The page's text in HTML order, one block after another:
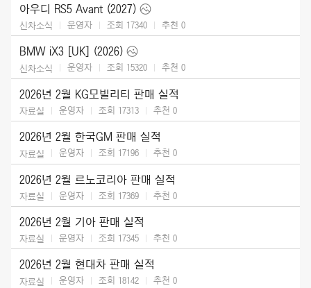
아우디 RS5 Avant (2027)
신차소식 운영자 조회 17340 추천 0
BMW iX3 [UK] (2026)
신차소식 운영자 조회 15320 추천 0
2026년 2월 KG모빌리티 판매 실적
자료실 운영자 조회 17313 추천 0
2026년 2월 한국GM 판매 실적
자료실 운영자 조회 17196 추천 0
2026년 2월 르노코리아 판매 실적
자료실 운영자 조회 17369 추천 0
2026년 2월 기아 판매 실적
자료실 운영자 조회 17345 추천 0
2026년 2월 현대차 판매 실적
자료실 운영자 조회 18142 추천 0